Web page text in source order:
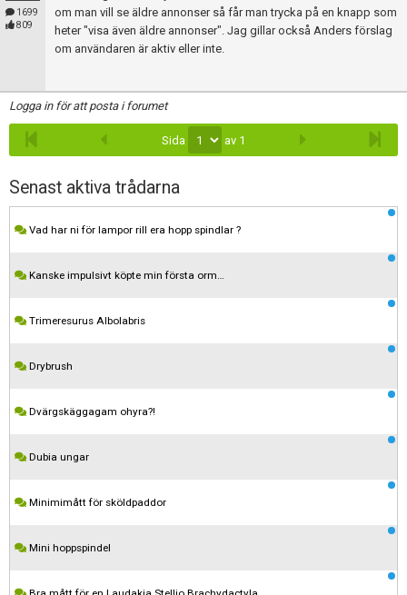
1699
809
om man vill se äldre annonser så får man trycka på en knapp som
heter "visa även äldre annonser". Jag gillar också Anders förslag
om användaren är aktiv eller inte.
Logga in för att posta i forumet
Sida av 1
Senast aktiva trådarna
Vad har ni för lampor rill era hopp spindlar ?
Kanske impulsivt köpte min första orm…
Trimeresurus Albolabris
Drybrush
Dvärgskäggagam ohyra?!
Dubia ungar
Minimimått för sköldpaddor
Mini hoppspindel